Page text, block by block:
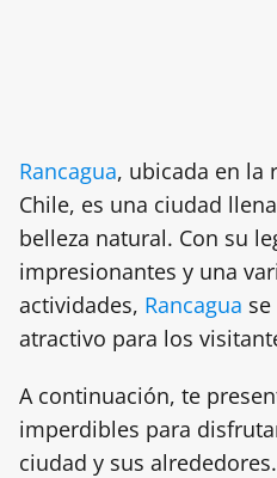
Rancagua, ubicada en la
Chile, es una ciudad
belleza natural. Con su
impresionantes y una
actividades, Rancagua
atractivo para los
A continuación, te
imperdibles para
ciudad y sus alrededores.